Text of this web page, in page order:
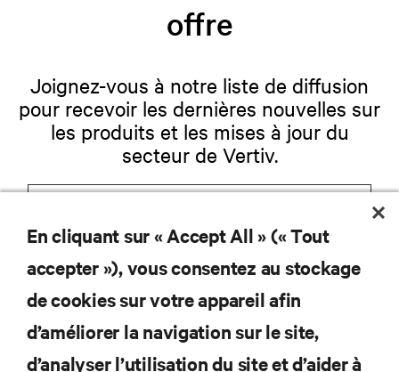
offre
Joignez-vous à notre liste de diffusion
pour recevoir les dernières nouvelles sur
les produits et les mises à jour du
secteur de Vertiv.
S'INSCRIRE
RESSOURCES
En cliquant sur « Accept All » (« Tout
accepter »), vous consentez au stockage
de cookies sur votre appareil afin
d’améliorer la navigation sur le site,
d’analyser l’utilisation du site et d’aider à